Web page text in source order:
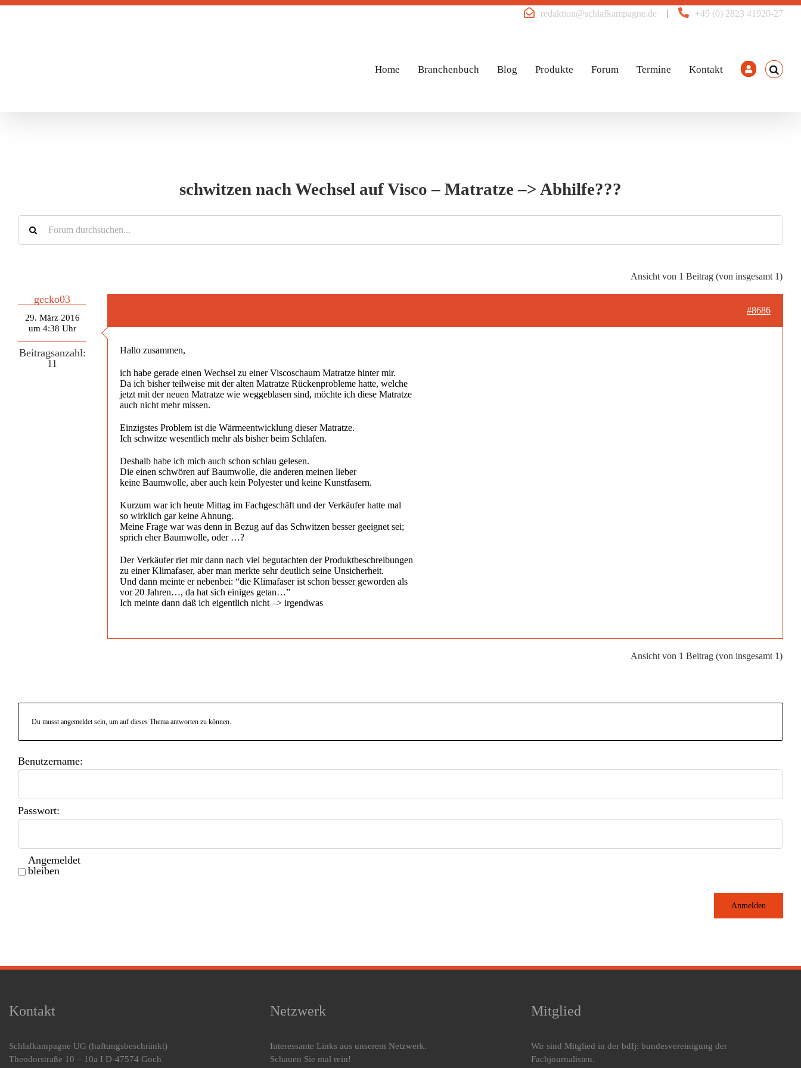
Zum
+49 (0) 2823 41920-27
|
redaktion@schlafkampagne.de
Home Branchenbuch Blog Produkte Forum Termine Kontakt
schwitzen nach Wechsel auf Visco – Matratze –> Abhilfe???
Ansicht von 1 Beitrag (von insgesamt 1)
gecko03
29. März 2016
um 4:38 Uhr
Beitragsanzahl:
11
#8686
Hallo zusammen,
ich habe gerade einen Wechsel zu einer Viscoschaum Matratze hinter mir.
Da ich bisher teilweise mit der alten Matratze Rückenprobleme hatte, welche
jetzt mit der neuen Matratze wie weggeblasen sind, möchte ich diese Matratze
auch nicht mehr missen.
Einzigstes Problem ist die Wärmeentwicklung dieser Matratze.
Ich schwitze wesentlich mehr als bisher beim Schlafen.
Deshalb habe ich mich auch schon schlau gelesen.
Die einen schwören auf Baumwolle, die anderen meinen lieber
keine Baumwolle, aber auch kein Polyester und keine Kunstfasern.
Kurzum war ich heute Mittag im Fachgeschäft und der Verkäufer hatte mal
so wirklich gar keine Ahnung.
Meine Frage war was denn in Bezug auf das Schwitzen besser geeignet sei;
sprich eher Baumwolle, oder …?
Der Verkäufer riet mir dann nach viel begutachten der Produktbeschreibungen
zu einer Klimafaser, aber man merkte sehr deutlich seine Unsicherheit.
Und dann meinte er nebenbei: “die Klimafaser ist schon besser geworden als
vor 20 Jahren…, da hat sich einiges getan…”
Ich meinte dann daß ich eigentlich nicht –> irgendwas
Ansicht von 1 Beitrag (von insgesamt 1)
Du musst angemeldet sein, um auf dieses Thema antworten zu können.
Benutzername:
Passwort:
Angemeldet
bleiben
Anmelden
Kontakt
Schlafkampagne UG (haftungsbeschränkt)
Theodorstraße 10 – 10a I D-47574 Goch
Netzwerk
Interessante Links aus unserem Netzwerk.
Schauen Sie mal rein!
Mitglied
Wir sind Mitglied in der bdfj: bundesvereinigung der
Fachjournalisten.